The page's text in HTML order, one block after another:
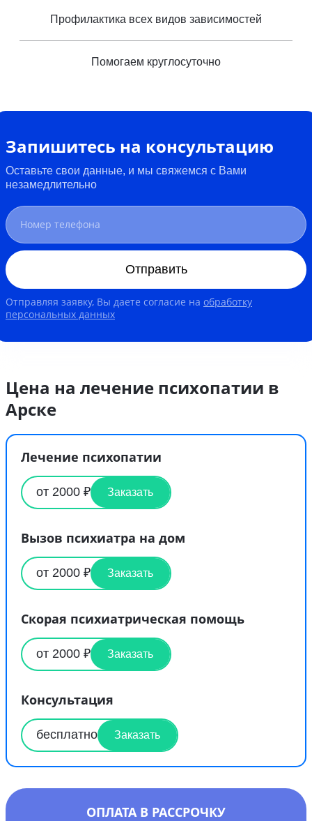
Профилактика всех видов зависимостей
Помогаем круглосуточно
Запишитесь на консультацию
Оставьте свои данные, и мы свяжемся с Вами
незамедлительно
Отправить
Отправляя заявку, Вы даете согласие на обработку
персональных данных
Цена на лечение психопатии в
Арске
Лечение психопатии
от 2000 ₽ Заказать
Вызов психиатра на дом
от 2000 ₽ Заказать
Скорая психиатрическая помощь
от 2000 ₽ Заказать
Консультация
бесплатно Заказать
ОПЛАТА В РАССРОЧКУ